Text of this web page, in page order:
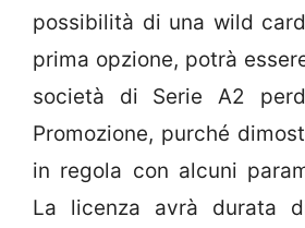
possibilità di una wild
prima opzione, potrà
società di Serie A2
Promozione, purché
in regola con alcuni
La licenza avrà durata